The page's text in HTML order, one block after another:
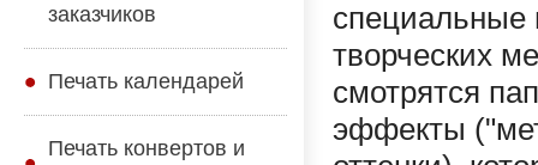
заказчиков
Печать календарей
Печать конвертов и
специальные
творческих
смотрятся
эффекты